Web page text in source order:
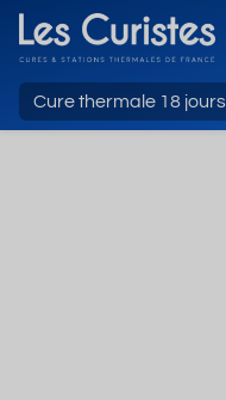
Cure thermale 18 jours